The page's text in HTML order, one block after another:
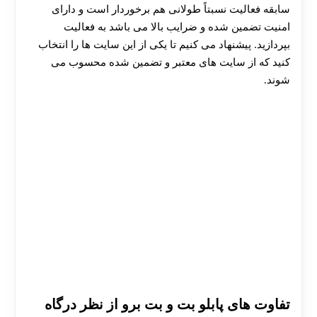
سابقه فعالیت نسبتاً طولانی هم برخوردار است و دارای
امنیت تضمین شده و ضرایب بالا می‌ باشد به فعالیت
بپردازید. پیشنهاد می‌ کنیم تا یکی از این سایت ها را انتخاب
کنید که از سایت‌ های معتبر و تضمین شده محسوب می
شوند.
تفاوت های پابلو بت و بت برو از نظر درگاه